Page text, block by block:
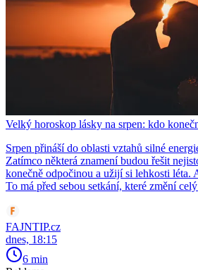
Velký horoskop lásky na srpen: kdo
Srpen přináší do oblasti vztahů silné
Zatímco některá znamení budou řešit
konečně odpočinou a užijí si lehkosti léta.
To má před sebou setkání, které změní
FAJNTIP.cz
dnes, 18:15
6 min